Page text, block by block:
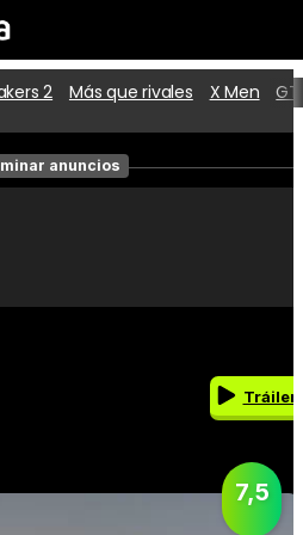
Cartelera
2 Más que rivales X Men
anuncios
Tráiler
7,5